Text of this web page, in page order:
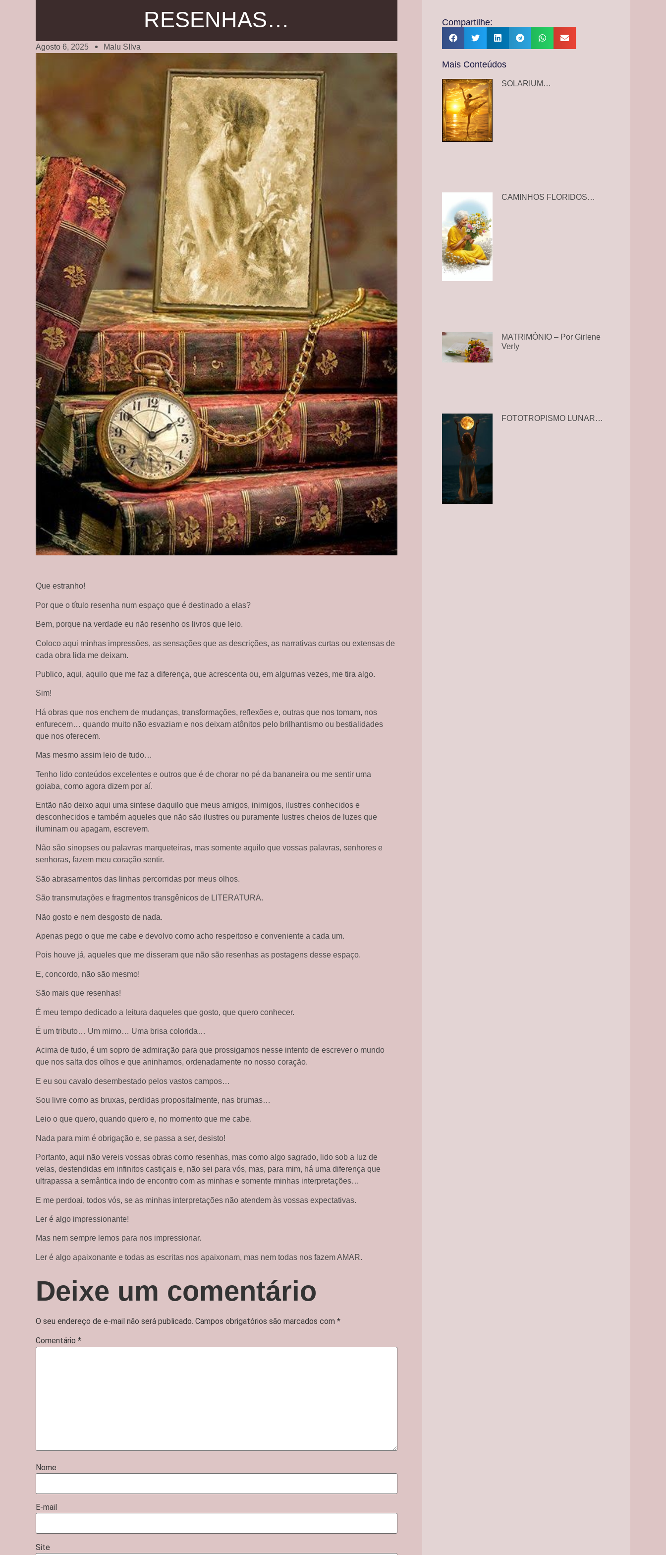
RESENHAS…
Agosto 6, 2025 Malu SIlva
Que estranho!
Por que o título resenha num espaço que é destinado a elas?
Bem, porque na verdade eu não resenho os livros que leio.
Coloco aqui minhas impressões, as sensações que as descrições, as narrativas curtas ou extensas de
cada obra lida me deixam.
Publico, aqui, aquilo que me faz a diferença, que acrescenta ou, em algumas vezes, me tira algo.
Sim!
Há obras que nos enchem de mudanças, transformações, reflexões e, outras que nos tomam, nos
enfurecem… quando muito não esvaziam e nos deixam atônitos pelo brilhantismo ou bestialidades
que nos oferecem.
Mas mesmo assim leio de tudo…
Tenho lido conteúdos excelentes e outros que é de chorar no pé da bananeira ou me sentir uma
goiaba, como agora dizem por aí.
Então não deixo aqui uma sintese daquilo que meus amigos, inimigos, ilustres conhecidos e
desconhecidos e também aqueles que não são ilustres ou puramente lustres cheios de luzes que
iluminam ou apagam, escrevem.
Não são sinopses ou palavras marqueteiras, mas somente aquilo que vossas palavras, senhores e
senhoras, fazem meu coração sentir.
São abrasamentos das linhas percorridas por meus olhos.
São transmutações e fragmentos transgênicos de LITERATURA.
Não gosto e nem desgosto de nada.
Apenas pego o que me cabe e devolvo como acho respeitoso e conveniente a cada um.
Pois houve já, aqueles que me disseram que não são resenhas as postagens desse espaço.
E, concordo, não são mesmo!
São mais que resenhas!
É meu tempo dedicado a leitura daqueles que gosto, que quero conhecer.
É um tributo… Um mimo… Uma brisa colorida…
Acima de tudo, é um sopro de admiração para que prossigamos nesse intento de escrever o mundo
que nos salta dos olhos e que aninhamos, ordenadamente no nosso coração.
E eu sou cavalo desembestado pelos vastos campos…
Sou livre como as bruxas, perdidas propositalmente, nas brumas…
Leio o que quero, quando quero e, no momento que me cabe.
Nada para mim é obrigação e, se passa a ser, desisto!
Portanto, aqui não vereis vossas obras como resenhas, mas como algo sagrado, lido sob a luz de
velas, destendidas em infinitos castiçais e, não sei para vós, mas, para mim, há uma diferença que
ultrapassa a semântica indo de encontro com as minhas e somente minhas interpretações…
E me perdoai, todos vós, se as minhas interpretações não atendem às vossas expectativas.
Ler é algo impressionante!
Mas nem sempre lemos para nos impressionar.
Ler é algo apaixonante e todas as escritas nos apaixonam, mas nem todas nos fazem AMAR.
Deixe um comentário
O seu endereço de e-mail não será publicado. Campos obrigatórios são marcados com *
Comentário *
Nome
E-mail
Site
Compartilhe:
Mais Conteúdos
SOLARIUM…
CAMINHOS FLORIDOS…
MATRIMÔNIO – Por Girlene
Verly
FOTOTROPISMO LUNAR…